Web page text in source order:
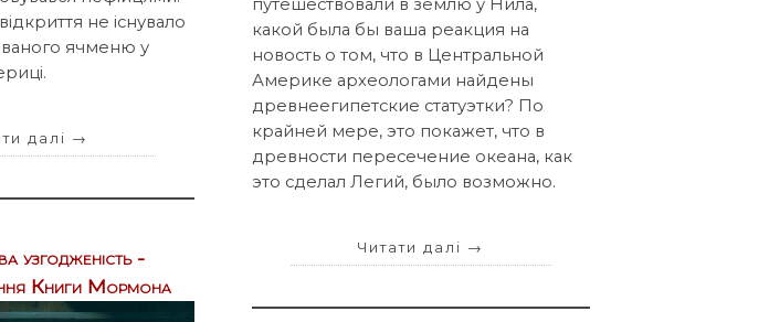
не існувало
ячменю у
далі →
путешествовали в землю у Нила,
какой была бы ваша реакция на
новость о том, что в Центральной
Америке археологами найдены
древнеегипетские статуэтки? По
крайней мере, это покажет, что в
древности пересечение океана, как
это сделал Легий, было возможно.
Читати далі →
узгодженість -
Книги Мормона